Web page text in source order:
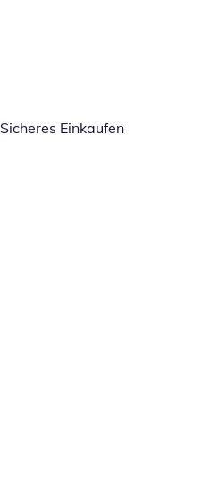
Sicheres Einkaufen